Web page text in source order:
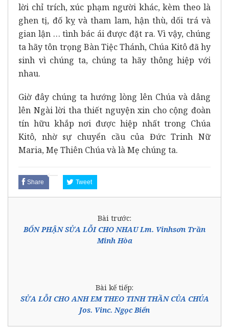
lời chỉ trích, xúc phạm người khác, kèm theo là
ghen tị, đố kỵ và tham lam, hận thù, dối trá và
gian lận … tình bác ái được đặt ra. Vì vậy, chúng
ta hãy tôn trọng Bàn Tiệc Thánh, Chúa Kitô đã hy
sinh vì chúng ta, chúng ta hãy thông hiệp với
nhau.
Giờ đây chúng ta hướng lòng lên Chúa và dâng
lên Ngài lời tha thiết nguyện xin cho cộng đoàn
tín hữu khắp nơi được hiệp nhất trong Chúa
Kitô, nhờ sự chuyển cầu của Đức Trinh Nữ
Maria, Mẹ Thiên Chúa và là Mẹ chúng ta.
Share Tweet
Bài trước:
BỔN PHẬN SỬA LỖI CHO NHAU Lm. Vinhsơn Trần
Minh Hòa
Bài kế tiếp:
SỬA LỖI CHO ANH EM THEO TINH THẦN CỦA CHÚA
Jos. Vinc. Ngọc Biển